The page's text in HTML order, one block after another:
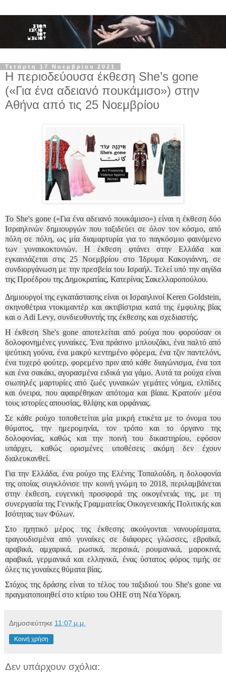
Τετάρτη 17 Νοεμβρίου 2021
Η περιοδεύουσα έκθεση She’s gone
(«Για ένα αδειανό πουκάμισο») στην
Αθήνα από τις 25 Νοεμβρίου
Το She's gone («Για ένα αδειανό πουκάμισο») είναι η έκθεση δύο
Ισραηλινών δημιουργών που ταξιδεύει σε όλον τον κόσμο, από
πόλη σε πόλη, ως μία διαμαρτυρία για το παγκόσμιο φαινόμενο
των γυναικοκτονιών. Η έκθεση φτάνει στην Ελλάδα και
εγκαινιάζεται στις 25 Νοεμβρίου στο Ίδρυμα Κακογιάννη, σε
συνδιοργάνωση με την πρεσβεία του Ισραήλ. Τελεί υπό την αιγίδα
της Προέδρου της Δημοκρατίας, Κατερίνας Σακελλαροπούλου.
Δημιουργοί της εγκατάστασης είναι οι Ισραηλινοί Keren Goldstein,
σκηνοθέτρια ντοκιμαντέρ και ακτιβίστρια κατά της έμφυλης βίας
και ο Adi Levy, συνδιευθυντής της έκθεσης και σχεδιαστής.
Η έκθεση She's gone αποτελείται από ρούχα που φορούσαν οι
δολοφονημένες γυναίκες. Ένα πράσινο μπλουζάκι, ένα παλτό από
ψεύτικη γούνα, ένα μακρύ κεντημένο φόρεμα, ένα τζιν παντελόνι,
ένα τυχερό φούτερ, φορεμένο πριν από κάθε διαγώνισμα, ένα τοπ
και ένα σακάκι, αγορασμένα ειδικά για γάμο. Αυτά τα ρούχα είναι
σιωπηλές μαρτυρίες από ζωές γυναικών γεμάτες νόημα, ελπίδες
και όνειρα, που αφαιρέθηκαν απότομα και βίαια. Κρατούν μέσα
τους ιστορίες απουσίας, θλίψης και ορφάνιας.
Σε κάθε ρούχο τοποθετείται μία μικρή ετικέτα με το όνομα του
θύματος, την ημερομηνία, τον τρόπο και το όργανο της
δολοφονίας, καθώς και την ποινή του δικαστηρίου, εφόσον
υπάρχει, καθώς ορισμένες υποθέσεις ακόμη δεν έχουν
διαλευκανθεί.
Για την Ελλάδα, ένα ρούχο της Ελένης Τοπαλούδη, η δολοφονία
της οποίας συγκλόνισε την κοινή γνώμη το 2018, περιλαμβάνεται
στην έκθεση, ευγενική προσφορά της οικογένειάς της, με τη
συνεργασία της Γενικής Γραμματείας Οικογενειακής Πολιτικής και
Ισότητας των Φύλων.
Στο ηχητικό μέρος της έκθεσης ακούγονται νανουρίσματα,
τραγουδισμένα από γυναίκες σε διάφορες γλώσσες, εβραϊκά,
αραβικά, αμχαρικά, ρωσικά, περσικά, ρουμανικά, μαροκινά,
αραβικά, γερμανικά και ελληνικά, ένας ύστατος φόρος τιμής σε
όλες τις γυναίκες θύματα βίας.
Στόχος της δράσης είναι το τέλος του ταξιδιού του She's gone να
πραγματοποιηθεί στο κτίριο του ΟΗΕ στη Νέα Υόρκη.
Δημοσιεύτηκε 11:07 μ.μ.
Κοινή χρήση
Δεν υπάρχουν σχόλια: